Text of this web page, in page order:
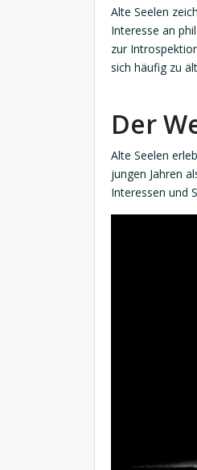
Alte Seelen
Interesse an
zur
sich häufig zu
Der
Alte Seelen
jungen Jahren
Interessen und